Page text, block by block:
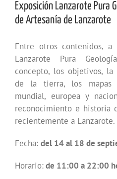
Exposición Lanzarote Pura
de Artesanía de Lanzarote
Entre otros contenidos,
Lanzarote Pura
concepto, los objetivos,
de la tierra, los mapas
mundial, europea y
reconocimiento e historia
recientemente a Lanzarote.
Fecha: del 14 al 18 de
Horario:de 11:00 a 22:00